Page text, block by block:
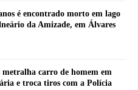
é encontrado morto em lago
da Amizade, em Álvares
carro de homem em
e troca tiros com a Polícia